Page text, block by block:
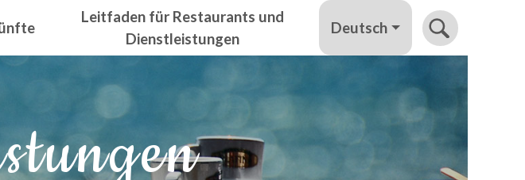
Leitfaden für Restaurants und
Dienstleistungen
Deutsch